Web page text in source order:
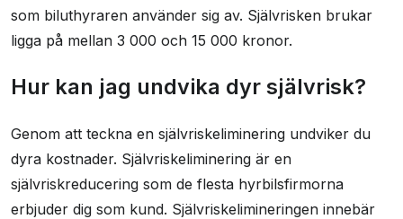
som biluthyraren använder sig av. Självrisken brukar
ligga på mellan 3 000 och 15 000 kronor.
Hur kan jag undvika dyr självrisk?
Genom att teckna en självriskeliminering undviker du
dyra kostnader. Självriskeliminering är en
självriskreducering som de flesta hyrbilsfirmorna
erbjuder dig som kund. Självriskelimineringen innebär